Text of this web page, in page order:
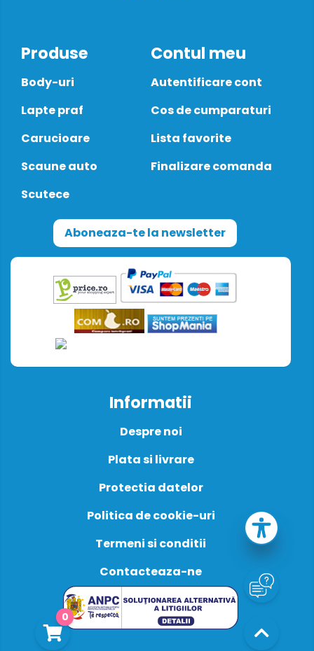
0
Produse
Body-uri
Lapte praf
Carucioare
Scaune auto
Scutece
Contul meu
Autentificare cont
Cos de cumparaturi
Lista favorite
Finalizare comanda
Aboneaza-te la newsletter
Informatii
Despre noi
Plata si livrare
Protectia datelor
Politica de cookie-uri
Termeni si conditii
Contacteaza-ne